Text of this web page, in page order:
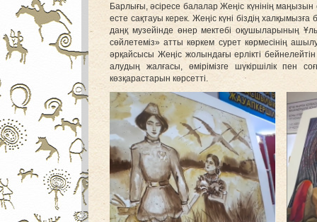
Барлығы, әсіресе балалар Жеңіс күнінің маңызын
есте сақтауы керек. Жеңіс күні біздің
даңқ музейінде өнер мектебі оқушыларының
сөйлетеміз» атты көркем сурет көрмесінің
әрқайсысы Жеңіс жолындағы ерлікті
алудың жалғасы, өмірімізге шүкіршілік пен
көзқарастарын көрсетті.